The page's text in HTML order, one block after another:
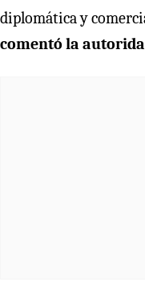
diplomática y
comentó la